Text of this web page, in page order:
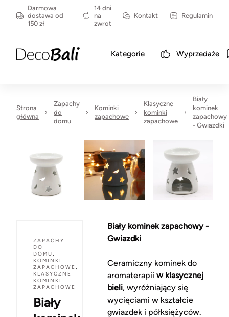
Darmowa
dostawa od
150 zł
14 dni
na
zwrot
Kontakt Regulamin
Kategorie Wyprzedaże
Strona
główna
Zapachy
do
domu
Kominki
zapachowe
Klasyczne
kominki
zapachowe
Biały
kominek
zapachowy
- Gwiazdki
ZAPACHY
DO
DOMU,
KOMINKI
ZAPACHOWE ,
KLASYCZNE
KOMINKI
ZAPACHOWE
Biały
Biały kominek zapachowy -
Gwiazdki
Ceramiczny kominek do
aromaterapii w klasycznej
bieli, wyróżniający się
wycięciami w kształcie
gwiazdek i półksiężyców.